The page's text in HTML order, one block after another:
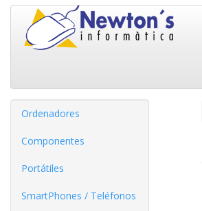
Ordenadores
Componentes
Portátiles
SmartPhones / Teléfonos